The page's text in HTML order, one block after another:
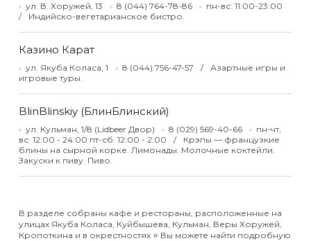
ул. В. Хоружей, 13 8 (044) 764-78-86
пн-вс: 11:00-23:00
Индийско-вегетарианское бистро.
Казино Карат
ул. Якуба Коласа, 1 8 (044) 756-47-57
Азартные игры и
игровые туры.
BlinBlinskiy (БлинБлинский)
ул. Кульман, 1/8 (Lidbeer Двор) 8 (029) 569-40-66
пн-чт,
вс: 12:00 - 24:00 пт-сб: 12:00 - 2:00
Крэпы — французкие
блины на сырной корке. Лимонады. Молочные коктейли.
Закуски к пиву. Пиво.
В разделе собраны кафе и рестораны, расположенные на
улицах Якуба Коласа, Куйбышева, Кульман, Веры Хоружей,
Кропоткина и в окрестностях ⭐️ Вы можете найти подробную